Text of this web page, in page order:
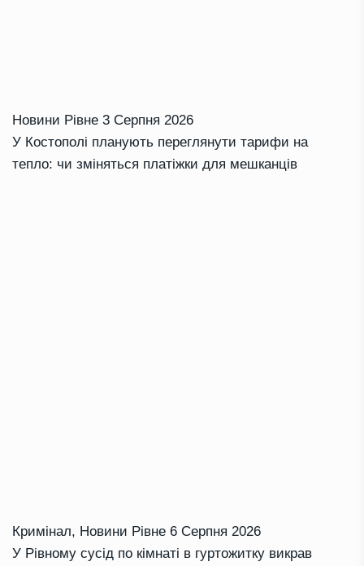
Новини Рівне 3 Серпня 2026
У Костополі планують переглянути тарифи на
тепло: чи зміняться платіжки для мешканців
Кримінал, Новини Рівне 6 Серпня 2026
У Рівному сусід по кімнаті в гуртожитку викрав